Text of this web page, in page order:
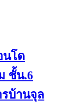
นโด
ชั้น.6
รบ้านจุล